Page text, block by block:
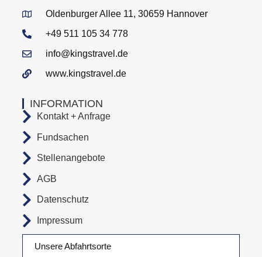
Unsere Abfahrtsorte
INFORMATION
Kontakt + Anfrage
Fundsachen
Stellenangebote
AGB
Datenschutz
Impressum
Oldenburger Allee 11, 30659 Hannover
+49 511 105 34 778
info@kingstravel.de
www.kingstravel.de